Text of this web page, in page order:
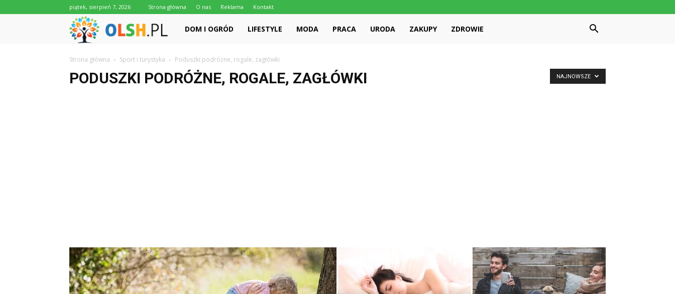
piątek, sierpień 7, 2026 Strona główna O nas Reklama Kontakt
Olsh.pl
DOM I OGRÓD LIFESTYLE MODA PRACA URODA ZAKUPY ZDROWIE
Strona główna Sport i turystyka Poduszki podróżne, rogale, zagłówki
PODUSZKI PODRÓŻNE, ROGALE, ZAGŁÓWKI NAJNOWSZE